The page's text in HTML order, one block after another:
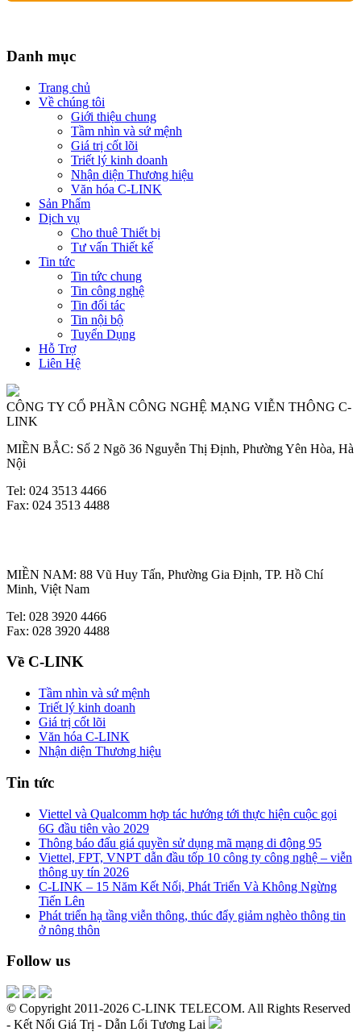
Danh mục
Trang chủ
Về chúng tôi
Giới thiệu chung
Tầm nhìn và sứ mệnh
Giá trị cốt lõi
Triết lý kinh doanh
Nhận diện Thương hiệu
Văn hóa C-LINK
Sản Phẩm
Dịch vụ
Cho thuê Thiết bị
Tư vấn Thiết kế
Tin tức
Tin tức chung
Tin công nghệ
Tin đối tác
Tin nội bộ
Tuyển Dụng
Hỗ Trợ
Liên Hệ
CÔNG TY CỔ PHẦN CÔNG NGHỆ MẠNG VIỄN THÔNG C-
LINK
MIỀN BẮC: Số 2 Ngõ 36 Nguyễn Thị Định, Phường Yên Hòa, Hà
Nội
Tel: 024 3513 4466
Fax: 024 3513 4488
MIỀN NAM: 88 Vũ Huy Tấn, Phường Gia Định, TP. Hồ Chí
Minh, Việt Nam
Tel: 028 3920 4466
Fax: 028 3920 4488
Về C-LINK
Tầm nhìn và sứ mệnh
Triết lý kinh doanh
Giá trị cốt lõi
Văn hóa C-LINK
Nhận diện Thương hiệu
Tin tức
Viettel và Qualcomm hợp tác hướng tới thực hiện cuộc gọi
6G đầu tiên vào 2029
Thông báo đấu giá quyền sử dụng mã mạng di động 95
Viettel, FPT, VNPT dẫn đầu tốp 10 công ty công nghệ – viễn
thông uy tín 2026
C-LINK – 15 Năm Kết Nối, Phát Triển Và Không Ngừng
Tiến Lên
Phát triển hạ tầng viễn thông, thúc đẩy giảm nghèo thông tin
ở nông thôn
Follow us
© Copyright 2011-2026 C-LINK TELECOM. All Rights Reserved
- Kết Nối Giá Trị - Dẫn Lối Tương Lai